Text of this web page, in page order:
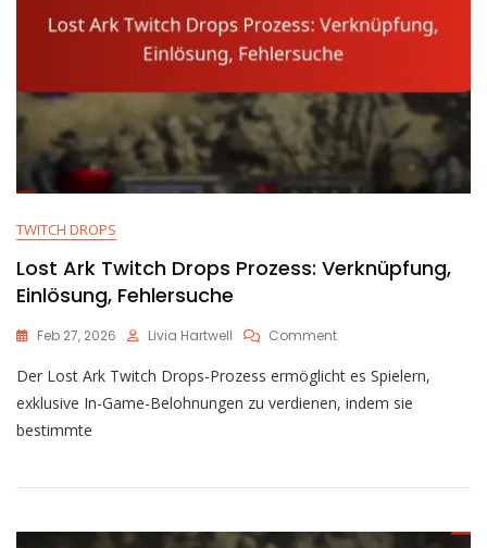
TWITCH DROPS
Lost Ark Twitch Drops Prozess: Verknüpfung,
Einlösung, Fehlersuche
Feb 27, 2026 Livia Hartwell CommentOn
Ark
Twitch
Drops
Der Lost Ark Twitch Drops-Prozess ermöglicht es Spielern,
exklusive In-Game-Belohnungen zu verdienen, indem sie
bestimmte